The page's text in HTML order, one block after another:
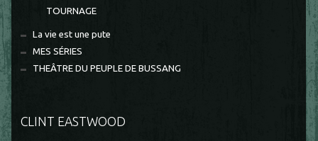
TOURNAGE
La vie est une pute
MES SÉRIES
THEÂTRE DU PEUPLE DE BUSSANG
CLINT EASTWOOD